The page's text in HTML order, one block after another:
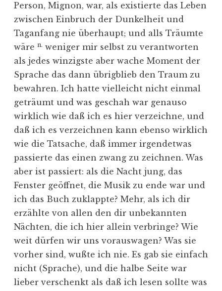
Person, Mignon, war, als existierte das Leben
zwischen Einbruch der Dunkelheit und
Taganfang nie überhaupt; und alls Träumte
wäre n. weniger mir selbst zu verantworten
als jedes winzigste aber wache Moment der
Sprache das dann übrigblieb den Traum zu
bewahren. Ich hatte vielleicht nicht einmal
geträumt und was geschah war genauso
wirklich wie daß ich es hier verzeichne, und
daß ich es verzeichnen kann ebenso wirklich
wie die Tatsache, daß immer irgendetwas
passierte das einen zwang zu zeichnen. Was
aber ist passiert: als die Nacht jung, das
Fenster geöffnet, die Musik zu ende war und
ich das Buch zuklappte? Mehr, als ich dir
erzählte von allen den dir unbekannten
Nächten, die ich hier allein verbringe? Wie
weit dürfen wir uns vorauswagen? Was sie
vorher sind, wußte ich nie. Es gab sie einfach
nicht (Sprache), und die halbe Seite war
lieber verschenkt als daß ich lesen sollte was